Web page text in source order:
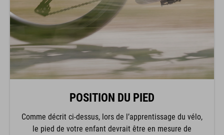
POSITION DU PIED
Comme décrit ci-dessus, lors de l’apprentissage du vélo,
le pied de votre enfant devrait être en mesure de